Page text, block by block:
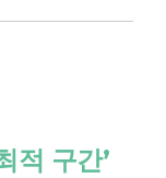
적 구간’